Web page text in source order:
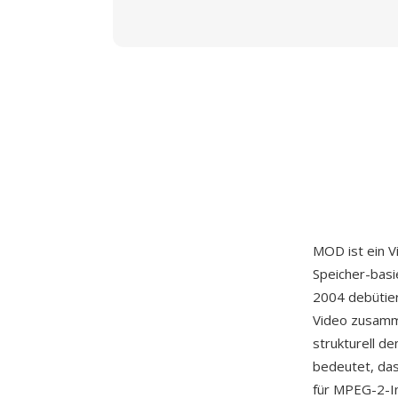
MOD ist ein
Speicher-
2004
Video
strukturell
bedeutet,
für MPEG-2-